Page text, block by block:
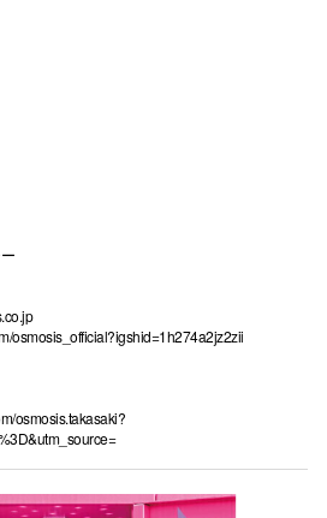
osmosis_official?igshid=1h274a2jz2zii
osmosis.takasaki?